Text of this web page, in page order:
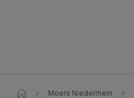
Moers Niederrhein